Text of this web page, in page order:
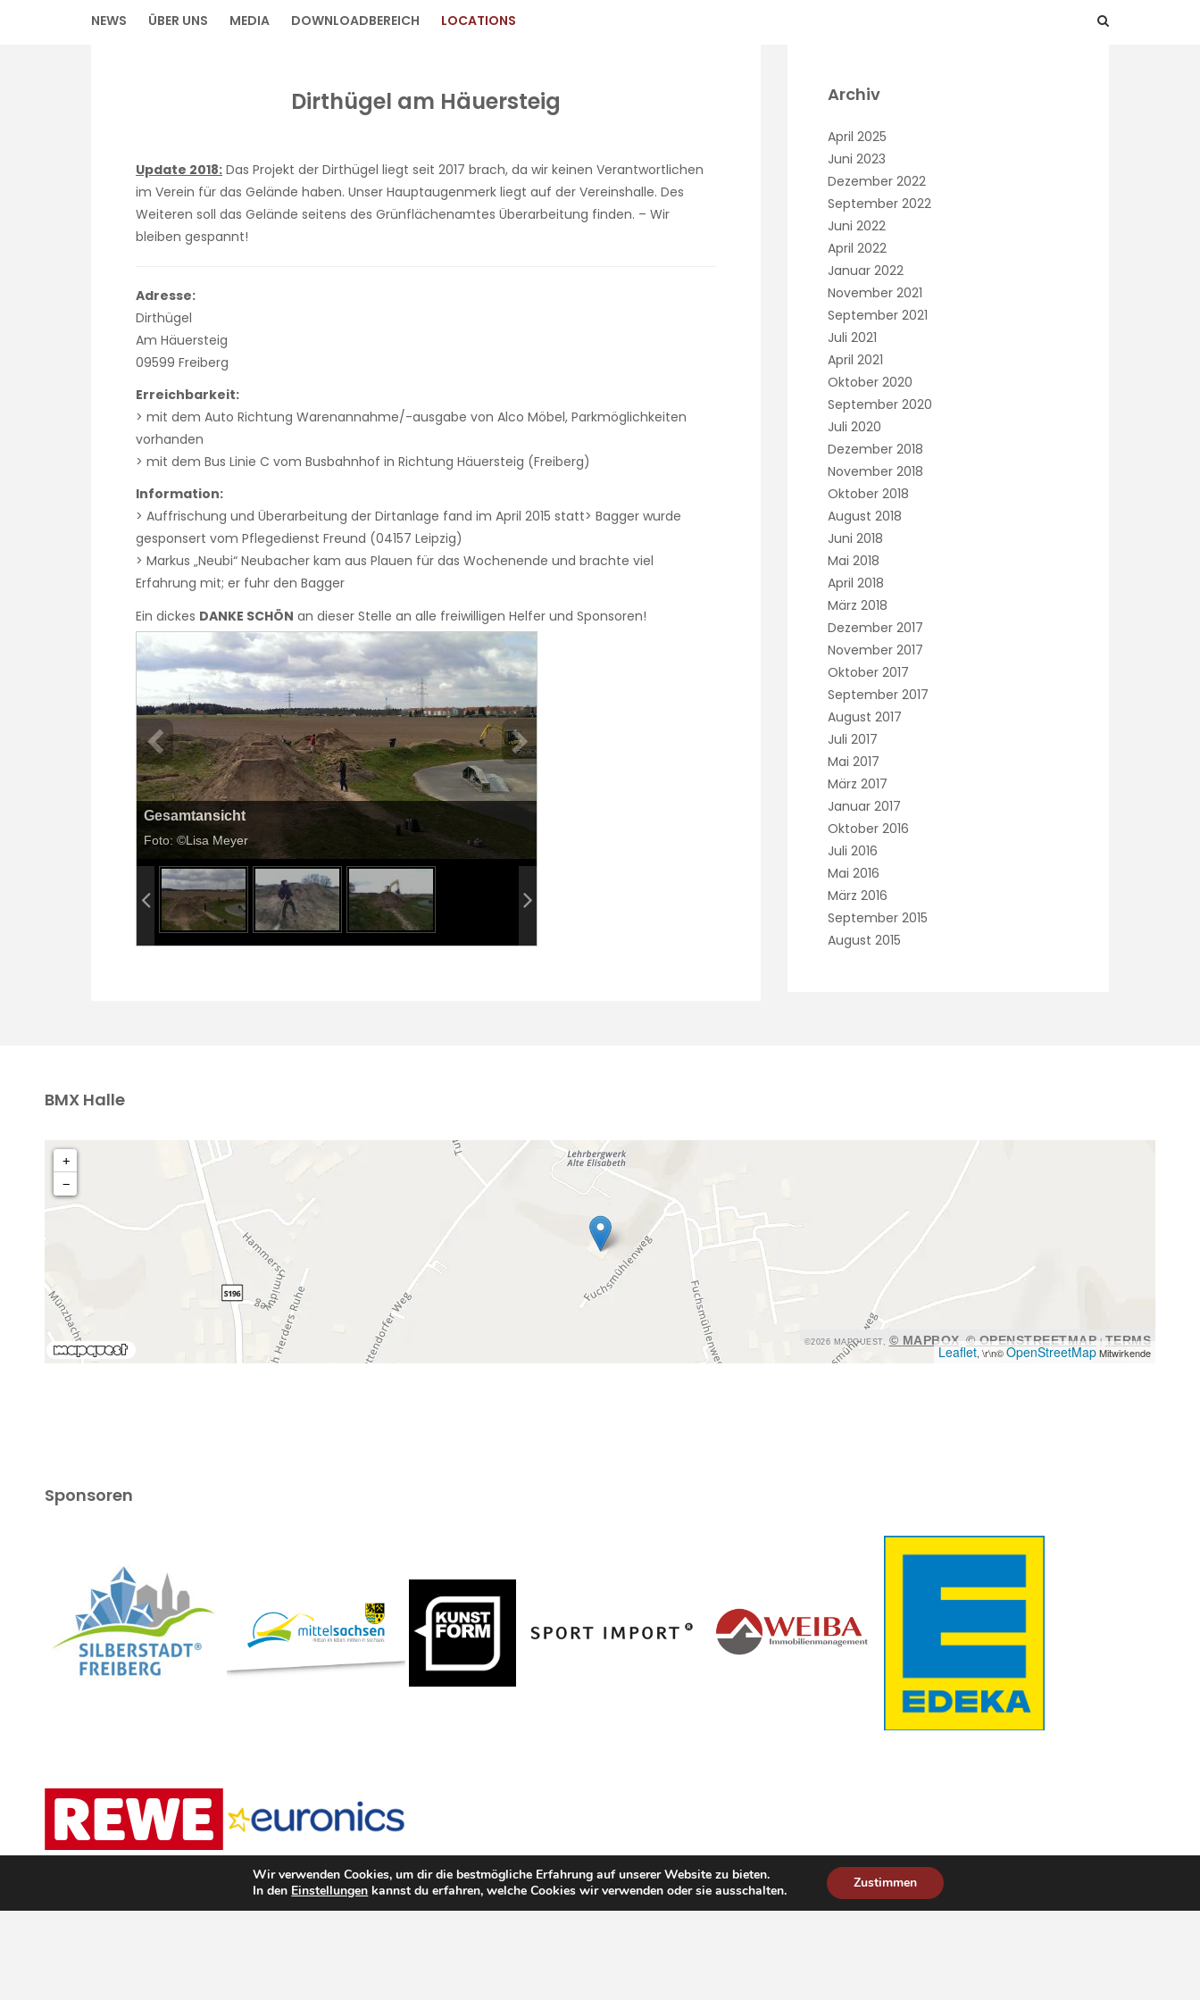
NEWS ÜBER UNS MEDIA DOWNLOADBEREICH LOCATIONS
Dirthügel am Häuersteig
Update 2018: Das Projekt der Dirthügel liegt seit 2017 brach, da wir keinen Verantwortlichen
im Verein für das Gelände haben. Unser Hauptaugenmerk liegt auf der Vereinshalle. Des
Weiteren soll das Gelände seitens des Grünflächenamtes Überarbeitung finden. – Wir
bleiben gespannt!
Adresse:
Dirthügel
Am Häuersteig
09599 Freiberg
Erreichbarkeit:
> mit dem Auto Richtung Warenannahme/-ausgabe von Alco Möbel, Parkmöglichkeiten
vorhanden
> mit dem Bus Linie C vom Busbahnhof in Richtung Häuersteig (Freiberg)
Information:
> Auffrischung und Überarbeitung der Dirtanlage fand im April 2015 statt> Bagger wurde
gesponsert vom Pflegedienst Freund (04157 Leipzig)
> Markus „Neubi“ Neubacher kam aus Plauen für das Wochenende und brachte viel
Erfahrung mit; er fuhr den Bagger
Ein dickes DANKE SCHÖN an dieser Stelle an alle freiwilligen Helfer und Sponsoren!
Gesamtansicht
Foto: ©Lisa Meyer
Archiv
April 2025
Juni 2023
Dezember 2022
September 2022
Juni 2022
April 2022
Januar 2022
November 2021
September 2021
Juli 2021
April 2021
Oktober 2020
September 2020
Juli 2020
Dezember 2018
November 2018
Oktober 2018
August 2018
Juni 2018
Mai 2018
April 2018
März 2018
Dezember 2017
November 2017
Oktober 2017
September 2017
August 2017
Juli 2017
Mai 2017
März 2017
Januar 2017
Oktober 2016
Juli 2016
Mai 2016
März 2016
September 2015
August 2015
BMX Halle
+
−
©2026 MAPQUEST, © MAPBOX © OPENSTREETMAP | TERMS
Leaflet, \r\n©OpenStreetMapMitwirkende
Sponsoren
Wir verwenden Cookies, um dir die bestmögliche Erfahrung auf unserer Website zu bieten.
In den Einstellungen kannst du erfahren, welche Cookies wir verwenden oder sie ausschalten. Zustimmen